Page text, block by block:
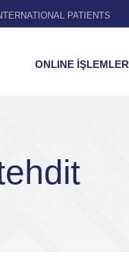
PATIENTS
ONLINE İŞLEMLER